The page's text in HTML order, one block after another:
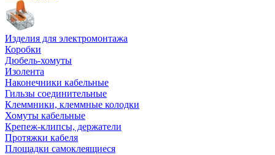
Изделия для электромонтажа
Коробки
Дюбель-хомуты
Изолента
Наконечники кабельные
Гильзы соединительные
Клеммники, клеммные колодки
Хомуты кабельные
Крепеж-клипсы, держатели
Протяжки кабеля
Площадки самоклеящиеся